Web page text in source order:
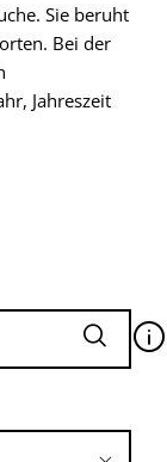
Sie beruht
Bei der
Jahreszeit
🛈